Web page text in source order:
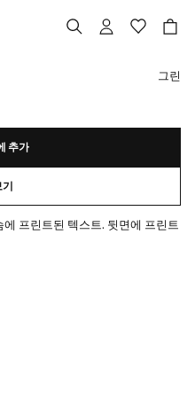
그린
추가
기
프린트된 텍스트. 뒷면에 프린트